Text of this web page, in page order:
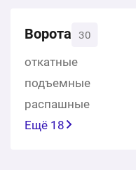
Ворота 30
откатные
подъемные
распашные
Ещё 18